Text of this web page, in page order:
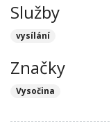
Služby
vysílání
Značky
Vysočina